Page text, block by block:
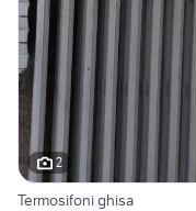
2
Termosifoni ghisa